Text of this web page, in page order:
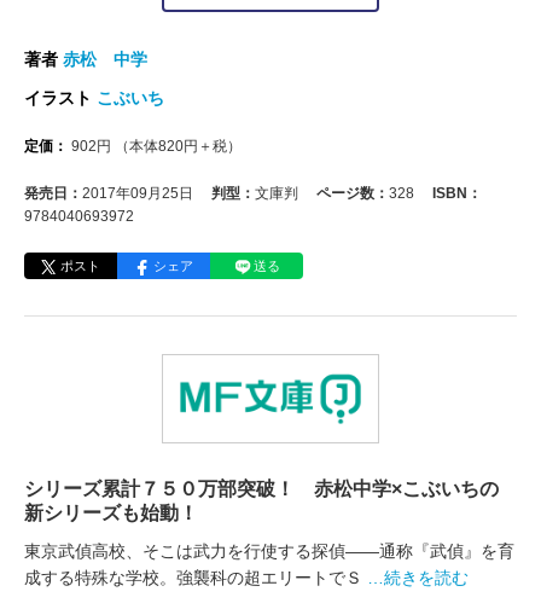
著者 赤松 中学
イラスト こぶいち
定価： 902 円 （本体820円＋税）
発売日： 2017年09月25日 判型： 文庫判 ページ数： 328
ISBN：
9784040693972
ポスト シェア 送る
シリーズ累計７５０万部突破！ 赤松中学×こぶいちの
新シリーズも始動！
東京武偵高校、そこは武力を行使する探偵――通称『武偵』を育
成する特殊な学校。強襲科の超エリートでＳ
…続きを読む